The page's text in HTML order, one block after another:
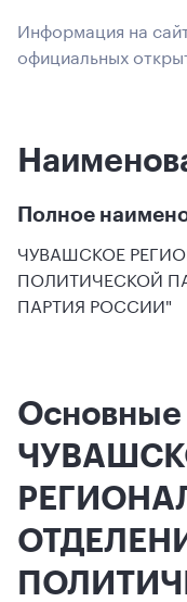
Информация на
официальных
Полное
ЧУВАШСКОЕ
ПОЛИТИЧЕСКОЙ
ПАРТИЯ РОССИИ"
Основные